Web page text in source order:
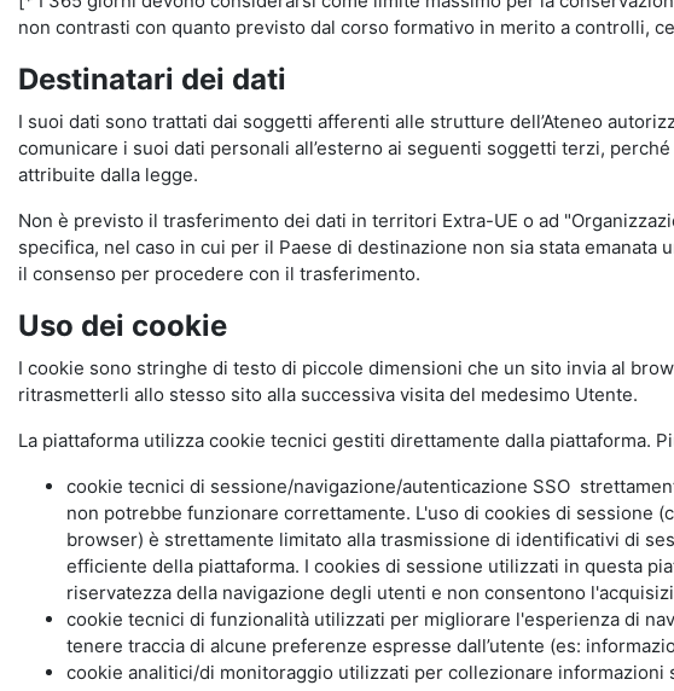
non contrasti con quanto previsto dal corso formativo in merito a controlli,
Destinatari dei dati
I suoi dati sono trattati dai soggetti afferenti alle strutture dell’Ateneo
comunicare i suoi dati personali all’esterno ai seguenti soggetti terzi,
attribuite dalla legge.
Non è previsto il trasferimento dei dati in territori Extra-UE o ad
specifica, nel caso in cui per il Paese di destinazione non sia stata
il consenso per procedere con il trasferimento.
Uso dei cookie
I cookie sono stringhe di testo di piccole dimensioni che un sito invia al
ritrasmetterli allo stesso sito alla successiva visita del medesimo Utente.
La piattaforma utilizza cookie tecnici gestiti direttamente dalla piattaforma.
cookie tecnici di sessione/navigazione/autenticazione SSO
non potrebbe funzionare correttamente. L'uso di cookies di sessione
browser) è strettamente limitato alla trasmissione di identificativi di
efficiente della piattaforma. I cookies di sessione utilizzati in questa
riservatezza della navigazione degli utenti e non consentono
cookie tecnici di funzionalità utilizzati per migliorare l'esperienza di
tenere traccia di alcune preferenze espresse dall’utente (es:
cookie analitici/di monitoraggio utilizzati per collezionare